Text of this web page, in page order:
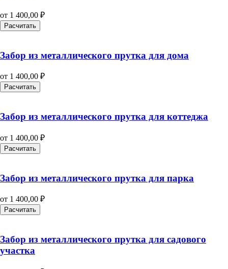
от 1 400,00 ₽
Расчитать
Забор из металлического прутка для дома
от 1 400,00 ₽
Расчитать
Забор из металлического прутка для коттеджа
от 1 400,00 ₽
Расчитать
Забор из металлического прутка для парка
от 1 400,00 ₽
Расчитать
Забор из металлического прутка для садового
участка